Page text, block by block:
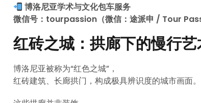
博洛尼亚学术与文化包车服务
微信号：tourpassion（微信：途派申 / Tour
红砖之城：拱廊下的慢行
博洛尼亚被称为“红色之城”，
红砖建筑、长廊拱门，构成极具辨识度的城市画面。